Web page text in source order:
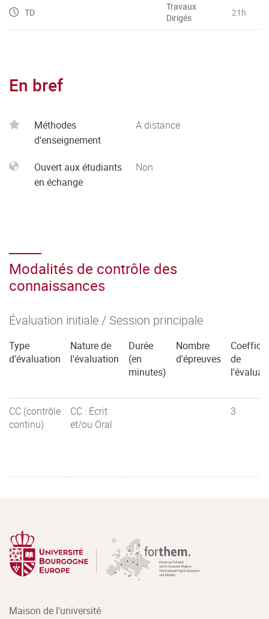
TD
Travaux
Dirigés
21h
En bref
Méthodes
d'enseignement
A distance
Ouvert aux étudiants
en échange
Non
Modalités de contrôle des
connaissances
Évaluation initiale / Session principale
Type
d'évaluation
Nature de
l'évaluation
Durée
(en
minutes)
Nombre
d'épreuves
de
CC (contrôle
continu)
CC : Ecrit
et/ou Oral
3
Maison de l'université